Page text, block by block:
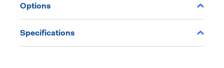
Options
Specifications